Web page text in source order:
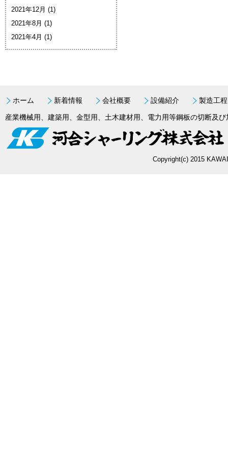
2021年12月 (1)
2021年8月 (1)
2021年4月 (1)
ホーム 新着情報 会社概要 設備紹介 製造工程
産業機械用、建築用、金型用、土木建材用、電力用等鋼板の切断及
Copyright(c) 2015